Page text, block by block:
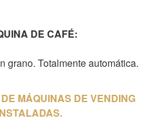
DE CAFÉ:
grano. Totalmente automática.
MÁQUINAS DE VENDING